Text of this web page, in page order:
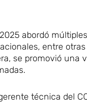
abordó
entre
se promovió una
técnica del